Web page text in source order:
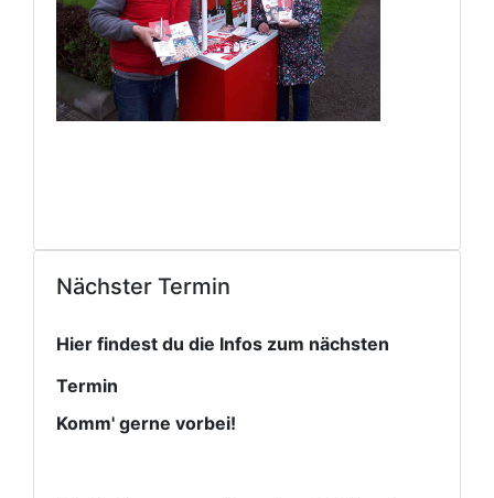
Nächster Termin
Hier findest du die Infos zum nächsten
Termin
Komm' gerne vorbei!